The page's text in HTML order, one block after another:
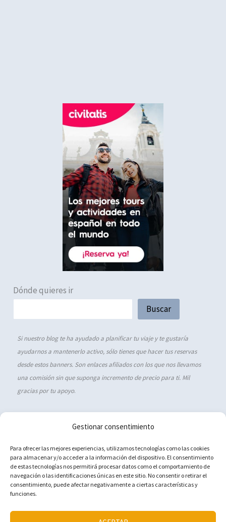
Gestionar consentimiento
Para ofrecer las mejores experiencias, utilizamos tecnologías como las cookies
para almacenar y/o acceder a la información del dispositivo. El consentimiento
de estas tecnologías nos permitirá procesar datos como el comportamiento de
navegación o las identificaciones únicas en este sitio. No consentir o retirar el
consentimiento, puede afectar negativamente a ciertas características y
funciones.
Dónde quieres ir
Buscar
Si nuestro blog te ha ayudado a planificar tu viaje y te gustaría
ayudarnos a mantenerlo activo, sólo tienes que hacer tus reservas
desde estos banners. Son enlaces afiliados con los que nos llevamos
una comisión sin que suponga incremento de precio para ti. Mil
gracias por tu apoyo.
Política de cookies (UE)
Aviso Legal
Política de privacidad